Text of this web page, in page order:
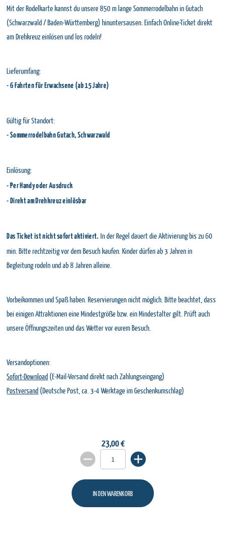
Mit der Rodelkarte kannst du unsere 850 m lange Sommerrodelbahn in Gutach
(Schwarzwald / Baden-Württemberg) hinuntersausen. Einfach Online-Ticket direkt
am Drehkreuz einlösen und los rodeln!
Lieferumfang:
- 6 Fahrten für Erwachsene (ab 15 Jahre)
Gültig für Standort:
- Sommerrodelbahn Gutach, Schwarzwald
Einlösung:
- Per Handy oder Ausdruck
- Direkt am Drehkreuz einlösbar
Das Ticket ist nicht sofort aktiviert. In der Regel dauert die Aktivierung bis zu 60
min. Bitte rechtzeitig vor dem Besuch kaufen. Kinder dürfen ab 3 Jahren in
Begleitung rodeln und ab 8 Jahren alleine.
Vorbeikommen und Spaß haben. Reservierungen nicht möglich. Bitte beachtet, dass
bei einigen Attraktionen eine Mindestgröße bzw. ein Mindestalter gilt. Prüft auch
unsere Öffnungszeiten und das Wetter vor eurem Besuch.
Versandoptionen:
Sofort-Download (E-Mail-Versand direkt nach Zahlungseingang)
Postversand (Deutsche Post, ca. 3-4 Werktage im Geschenkumschlag)
23,00 €
IN DEN WARENKORB